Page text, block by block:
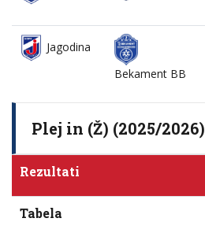
Jagodina
Bekament BB
Plej in (Ž) (2025/2026)
Rezultati
Tabela